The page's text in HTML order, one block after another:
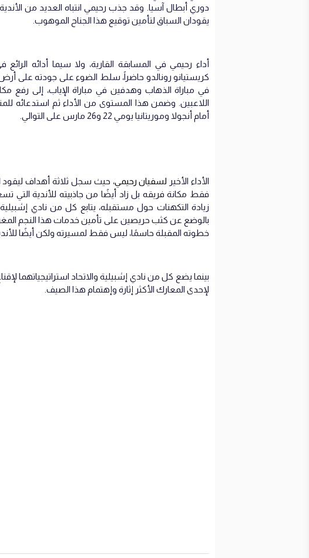
دوري أبطال آسيا. وقد جذب رحيمي انتباه العديد من
يقودان السباق لتأمين توقيع هذا الجناح الموهوب.
أداء رحيمي في المسابقة القارية، ولا سيما أدائه
كريستيانو رونالدو حاضراً، سلط الضوء على جودته على
في مباراة الذهاب وهدفين في مباراة الإياب، إلى رفع
اللاعبين. وضمن هذا المستوى من الأداء ثم استدعائه
أمام أنجولا وموريتانيا يومي 22 و26 مارس على التوالي.
الأداء الأخير لسفيان رحيمي
فقط مكانة فريقه بل زاد أيضًا من جاذبيته للأندية التي
زيادة التكهنات حول مستقبله، يتابع كل من نادي
خطوته المقبلة حاسمًا، ليس فقط لمسيرته ولكن أيضًا
بينما يضع كل من نادي إشبيلية والاتحاد استراتيجياتهما
لإحدى المعارك الأكثر إثارة وإهتمام هذا الصيف.